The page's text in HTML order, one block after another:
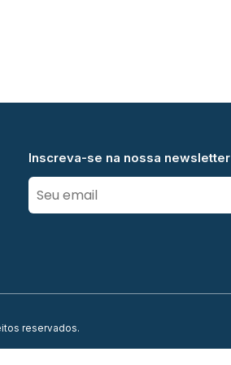
Inscreva-se na nossa newsletter
reservados.